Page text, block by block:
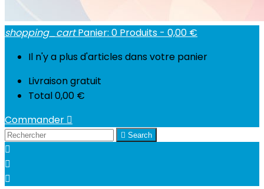
shopping_cart Panier: 0 Produits - 0,00 €
Il n'y a plus d'articles dans votre panier
Livraisongratuit
Total0,00 €
Commander 
 Search


